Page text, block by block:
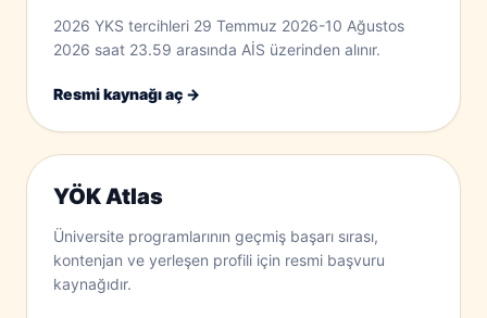
2026 YKS tercihleri 29 Temmuz 2026-10 Ağustos
2026 saat 23.59 arasında AİS üzerinden alınır.
Resmi kaynağı aç →
YÖK Atlas
Üniversite programlarının geçmiş başarı sırası,
kontenjan ve yerleşen profili için resmi başvuru
kaynağıdır.